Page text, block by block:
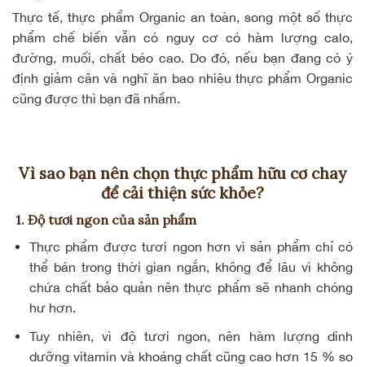
Thực tế, thực phẩm Organic an toàn, song một số thực
phẩm chế biến vẫn có nguy cơ có hàm lượng calo,
đường, muối, chất béo cao. Do đó, nếu bạn đang có ý
định giảm cân và nghĩ ăn bao nhiêu thực phẩm Organic
cũng được thì bạn đã nhầm.
Vì sao bạn nên chọn thực phẩm hữu cơ chay
để cải thiện sức khỏe?
1. Độ tươi ngon của sản phẩm
Thực phẩm được tươi ngon hơn vì sản phẩm chỉ có
thể bán trong thời gian ngắn, không để lâu vì không
chứa chất bảo quản nên thực phẩm sẽ nhanh chóng
hư hơn.
Tuy nhiên, vì độ tươi ngon, nên hàm lượng dinh
dưỡng vitamin và khoáng chất cũng cao hơn 15 % so